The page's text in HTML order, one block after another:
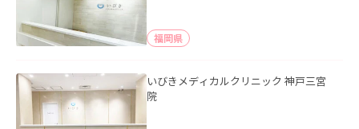
福岡県
いびきメディカルクリニック 神戸三宮
院